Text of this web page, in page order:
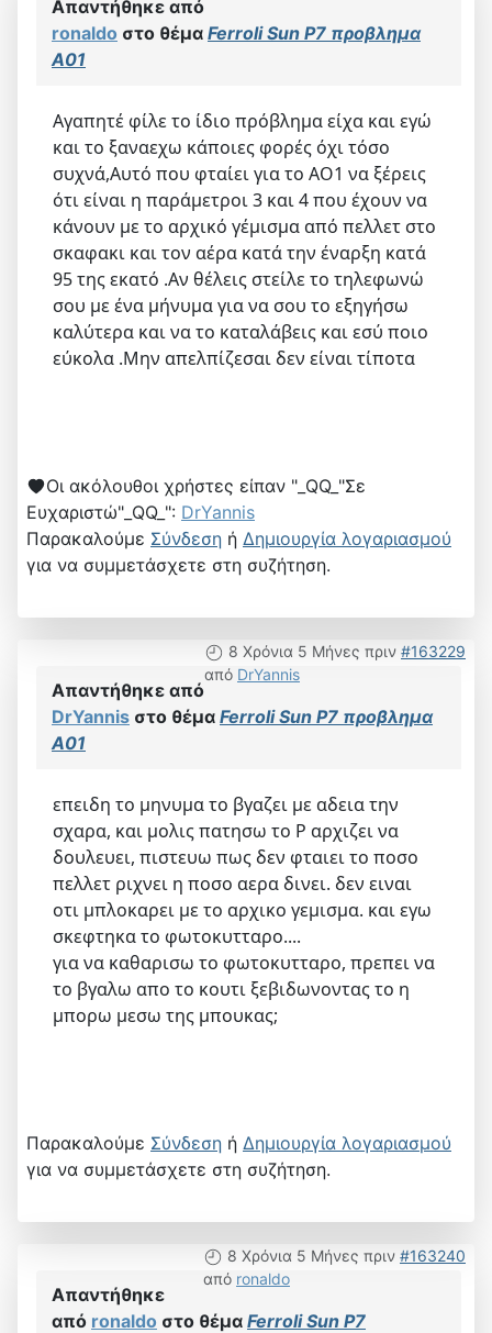
Απαντήθηκε από
ronaldo στο θέμα Ferroli Sun P7 προβλημα
Α01
Αγαπητέ φίλε το ίδιο πρόβλημα είχα και εγώ
και το ξαναεχω κάποιες φορές όχι τόσο
συχνά,Αυτό που φταίει για το ΑΟ1 να ξέρεις
ότι είναι η παράμετροι 3 και 4 που έχουν να
κάνουν με το αρχικό γέμισμα από πελλετ στο
σκαφακι και τον αέρα κατά την έναρξη κατά
95 της εκατό .Αν θέλεις στείλε το τηλεφωνώ
σου με ένα μήνυμα για να σου το εξηγήσω
καλύτερα και να το καταλάβεις και εσύ ποιο
εύκολα .Μην απελπίζεσαι δεν είναι τίποτα
Οι ακόλουθοι χρήστες είπαν "_QQ_"Σε
Ευχαριστώ"_QQ_": DrYannis
Παρακαλούμε Σύνδεση ή Δημιουργία λογαριασμού
για να συμμετάσχετε στη συζήτηση.
8 Χρόνια 5 Μήνες πριν #163229
από DrYannis
Απαντήθηκε από
DrYannis στο θέμα Ferroli Sun P7 προβλημα
Α01
επειδη το μηνυμα το βγαζει με αδεια την
σχαρα, και μολις πατησω το Ρ αρχιζει να
δουλευει, πιστευω πως δεν φταιει το ποσο
πελλετ ριχνει η ποσο αερα δινει. δεν ειναι
οτι μπλοκαρει με το αρχικο γεμισμα. και εγω
σκεφτηκα το φωτοκυτταρο....
για να καθαρισω το φωτοκυτταρο, πρεπει να
το βγαλω απο το κουτι ξεβιδωνοντας το η
μπορω μεσω της μπουκας;
Παρακαλούμε Σύνδεση ή Δημιουργία λογαριασμού
για να συμμετάσχετε στη συζήτηση.
8 Χρόνια 5 Μήνες πριν #163240
από ronaldo
Απαντήθηκε
από ronaldo στο θέμα Ferroli Sun P7